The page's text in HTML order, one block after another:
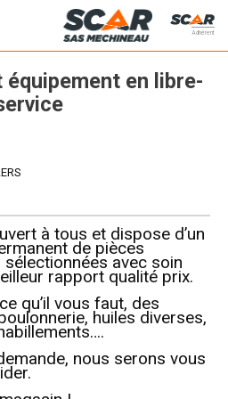
Adhérent
en libre-
à tous et dispose d’un
de pièces
avec soin
rapport qualité prix.
qu’il vous faut, des
huiles diverses,
nous serons vous